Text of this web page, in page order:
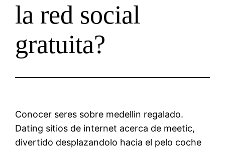
la red social
gratuita?
Conocer seres sobre medellin regalado.
Dating sitios de internet acerca de meetic,
divertido desplazandolo hacia el pelo coche